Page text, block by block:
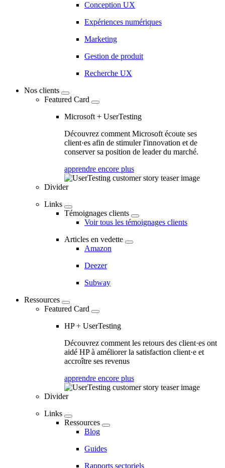
Conception UX
Expériences numériques
Marketing
Gestion de produit
Recherche UX
Nos clients
Featured Card
Microsoft + UserTesting
Découvrez comment Microsoft écoute ses
client·es afin de stimuler l'innovation et de
conserver sa position de leader du marché.
apprendre encore plus
Divider
Links
Témoignages clients
Voir tous les témoignages clients
Articles en vedette
Amazon
Deezer
Subway
Ressources
Featured Card
HP + UserTesting
Découvrez comment les retours des client·es ont
aidé HP à améliorer la satisfaction client·e et
accroître ses revenus
apprendre encore plus
Divider
Links
Ressources
Blog
Guides
Rapports sectoriels